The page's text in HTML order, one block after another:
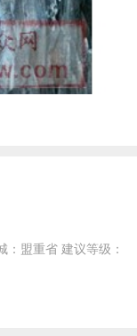
盟重省 建议等级：